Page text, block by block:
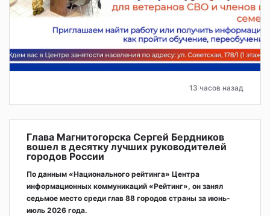
13 часов назад
Глава Магнитогорска Сергей Бердников
вошел в десятку лучших руководителей
городов России
По данным «Национального рейтинга» Центра
информационных коммуникаций «Рейтинг», он занял
седьмое место среди глав 88 городов страны за июнь-
июль 2026 года.